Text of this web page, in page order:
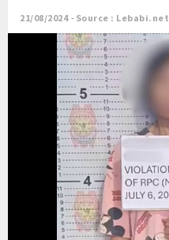
21/08/2024 Source : Lebabi.net